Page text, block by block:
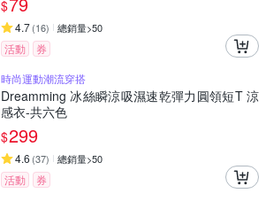
$
4.7(16) 總銷量>50
活動
券
時尚運動潮流穿搭
Dreamming 冰絲瞬涼吸濕速乾彈力圓領短T 涼
感衣-共六色
$299
4.6 (37) 總銷量>50
活動
券